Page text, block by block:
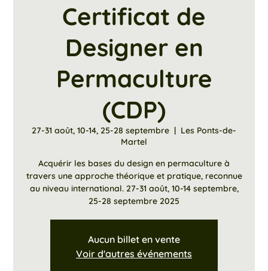
Certificat de
Designer en
Permaculture
(CDP)
27-31 août, 10-14, 25-28 septembre
  |
Les Ponts-de-
Martel
Acquérir les bases du design en permaculture à
travers une approche théorique et pratique, reconnue
au niveau international. 27-31 août, 10-14 septembre,
25-28 septembre 2025
Aucun billet en vente
Voir d'autres événements